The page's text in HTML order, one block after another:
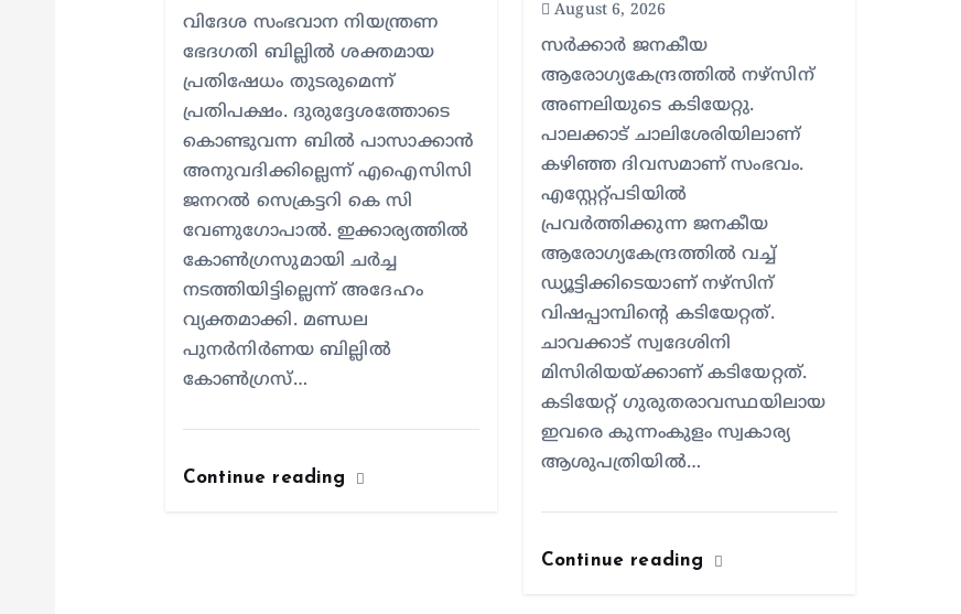
വിദേശ സംഭവാന നിയന്ത്രണ
ഭേദഗതി ബില്ലിൽ ശക്തമായ
പ്രതിഷേധം തുടരുമെന്ന്
പ്രതിപക്ഷം. ദുരുദ്ദേശത്തോടെ
കൊണ്ടുവന്ന ബിൽ പാസാക്കാൻ
അനുവദിക്കില്ലെന്ന് എഐസിസി
ജനറൽ സെക്രട്ടറി കെ സി
വേണുഗോപാൽ. ഇക്കാര്യത്തിൽ
കോൺഗ്രസുമായി ചർച്ച
നടത്തിയിട്ടില്ലെന്ന് അദേഹം
വ്യക്തമാക്കി. മണ്ഡല
പുനർനിർണയ ബില്ലിൽ
കോൺഗ്രസ്…
Continue reading
August 6, 2026
സര്‍ക്കാര്‍ ജനകീയ
ആരോഗ്യകേന്ദ്രത്തില്‍ നഴ്സിന്
അണലിയുടെ കടിയേറ്റു.
പാലക്കാട് ചാലിശേരിയിലാണ്
കഴിഞ്ഞ ദിവസമാണ് സംഭവം.
എസ്റ്റേറ്റ്പടിയില്‍
പ്രവര്‍ത്തിക്കുന്ന ജനകീയ
ആരോഗ്യകേന്ദ്രത്തില്‍ വച്ച്
ഡ്യൂട്ടിക്കിടെയാണ് നഴ്സിന്
വിഷപ്പാമ്പിന്റെ കടിയേറ്റത്.
ചാവക്കാട് സ്വദേശിനി
മിസിരിയയ്ക്കാണ് കടിയേറ്റത്.
കടിയേറ്റ് ഗുരുതരാവസ്ഥയിലായ
ഇവരെ കുന്നംകുളം സ്വകാര്യ
ആശുപത്രിയില്‍…
Continue reading